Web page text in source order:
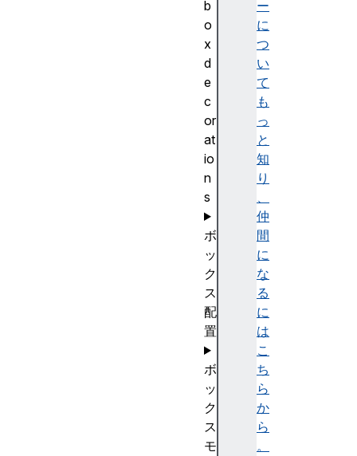
ー
に
つ
い
て
も
っ
と
知
り
、
仲
間
に
な
る
に
は
こ
ち
ら
か
ら
。
b
o
x
d
e
c
or
at
io
n
s
ボ
ッ
ク
ス
配
置
ボ
ッ
ク
ス
モ